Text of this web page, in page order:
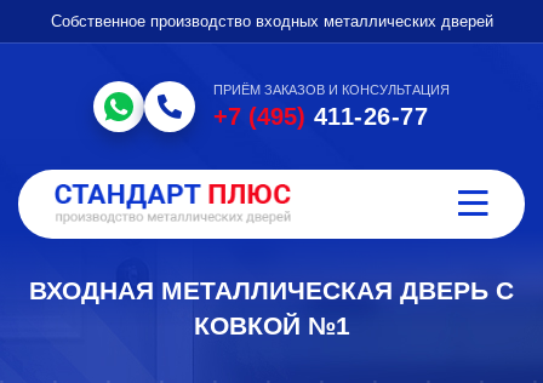
Собственное производство входных металлических дверей
ПРИЁМ ЗАКАЗОВ И КОНСУЛЬТАЦИЯ
+7 (495) 411-26-77
ВХОДНАЯ МЕТАЛЛИЧЕСКАЯ ДВЕРЬ С
КОВКОЙ №1